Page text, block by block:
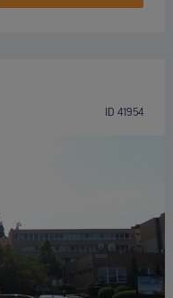
ID 41954